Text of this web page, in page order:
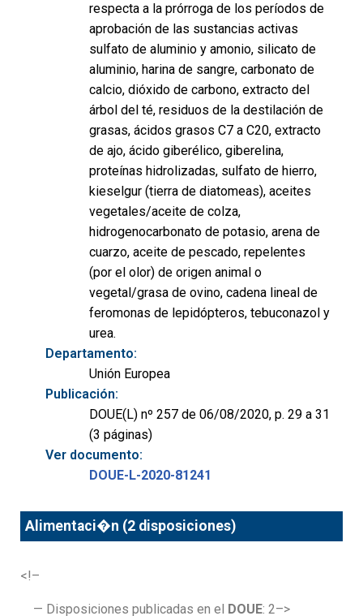
respecta a la prórroga de los períodos de
aprobación de las sustancias activas
sulfato de aluminio y amonio, silicato de
aluminio, harina de sangre, carbonato de
calcio, dióxido de carbono, extracto del
árbol del té, residuos de la destilación de
grasas, ácidos grasos C7 a C20, extracto
de ajo, ácido giberélico, giberelina,
proteínas hidrolizadas, sulfato de hierro,
kieselgur (tierra de diatomeas), aceites
vegetales/aceite de colza,
hidrogenocarbonato de potasio, arena de
cuarzo, aceite de pescado, repelentes
(por el olor) de origen animal o
vegetal/grasa de ovino, cadena lineal de
feromonas de lepidópteros, tebuconazol y
urea.
Departamento:
Unión Europea
Publicación:
DOUE(L) nº 257 de 06/08/2020, p. 29 a 31
(3 páginas)
Ver documento:
DOUE-L-2020-81241
Alimentaci�n (2 disposiciones)
<!–
— Disposiciones publicadas en el DOUE: 2–>